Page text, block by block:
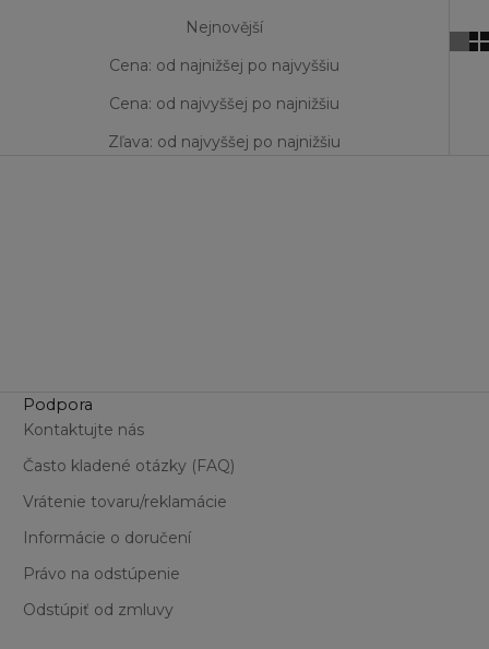
Nejnovější
Cena: od najnižšej po najvyššiu
Cena: od najvyššej po najnižšiu
Zľava: od najvyššej po najnižšiu
Podpora
Kontaktujte nás
Často kladené otázky (FAQ)
Vrátenie tovaru/reklamácie
Informácie o doručení
Právo na odstúpenie
Odstúpiť od zmluvy